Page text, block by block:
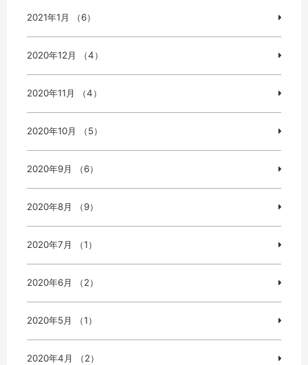
2021年1月 （6）
2020年12月 （4）
2020年11月 （4）
2020年10月 （5）
2020年9月 （6）
2020年8月 （9）
2020年7月 （1）
2020年6月 （2）
2020年5月 （1）
2020年4月 （2）